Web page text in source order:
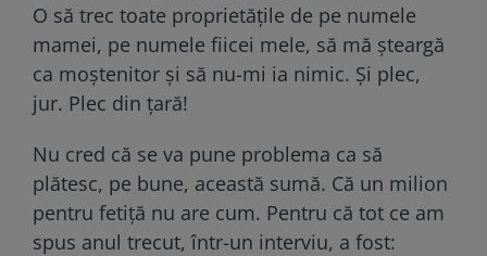
O să trec toate proprietățile de pe numele
mamei, pe numele fiicei mele, să mă șteargă
ca moștenitor și să nu-mi ia nimic. Și plec,
jur. Plec din țară!
Nu cred că se va pune problema ca să
plătesc, pe bune, această sumă. Că un milion
pentru fetiță nu are cum. Pentru că tot ce am
spus anul trecut, într-un interviu, a fost: